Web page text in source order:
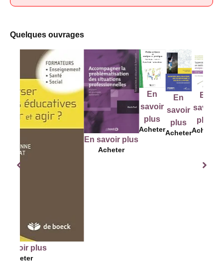
Quelques ouvrages
En savoir plus
En
savoir
Acheter
En
savoir
plus
Acheter
En
savoir
plus
Acheter
En
savoir
plus
Acheter